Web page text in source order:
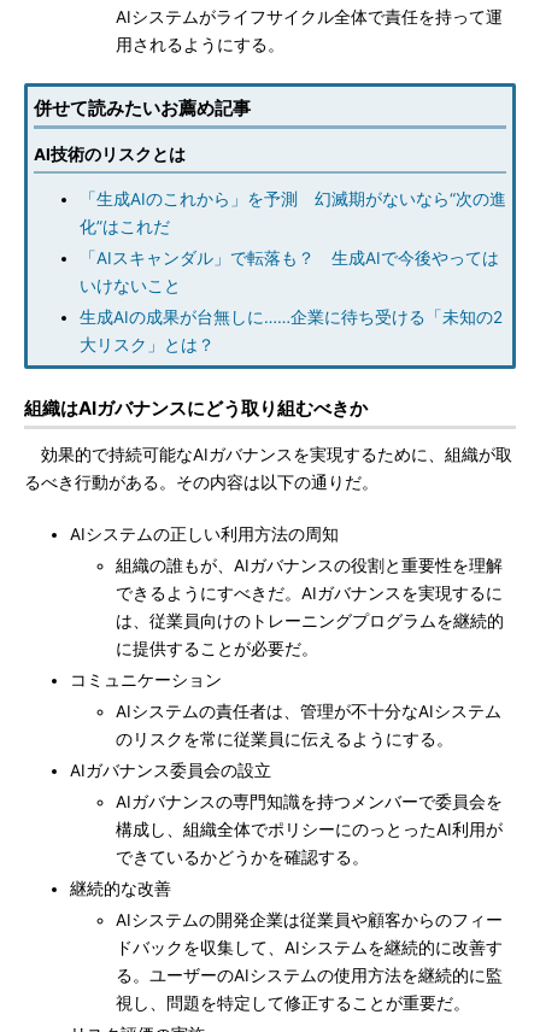
AIシステムがライフサイクル全体で責任を持って運
用されるようにする。
併せて読みたいお薦め記事
AI技術のリスクとは
「生成AIのこれから」を予測 幻滅期がないなら“次の進
化”はこれだ
「AIスキャンダル」で転落も？ 生成AIで今後やっては
いけないこと
生成AIの成果が台無しに……企業に待ち受ける「未知の2
大リスク」とは？
組織はAIガバナンスにどう取り組むべきか
効果的で持続可能なAIガバナンスを実現するために、組織が取
るべき行動がある。その内容は以下の通りだ。
AIシステムの正しい利用方法の周知
組織の誰もが、AIガバナンスの役割と重要性を理解
できるようにすべきだ。AIガバナンスを実現するに
は、従業員向けのトレーニングプログラムを継続的
に提供することが必要だ。
コミュニケーション
AIシステムの責任者は、管理が不十分なAIシステム
のリスクを常に従業員に伝えるようにする。
AIガバナンス委員会の設立
AIガバナンスの専門知識を持つメンバーで委員会を
構成し、組織全体でポリシーにのっとったAI利用が
できているかどうかを確認する。
継続的な改善
AIシステムの開発企業は従業員や顧客からのフィー
ドバックを収集して、AIシステムを継続的に改善す
る。ユーザーのAIシステムの使用方法を継続的に監
視し、問題を特定して修正することが重要だ。